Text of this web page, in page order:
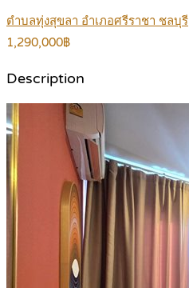
ตำบลทุ่งสุขลา อำเภอศรีราชา ชลบุรี
1,290,000฿
Description